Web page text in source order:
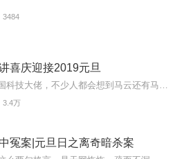
3484
喜庆迎接2019元旦
3.4万
冤案|元旦日之离奇暗杀案